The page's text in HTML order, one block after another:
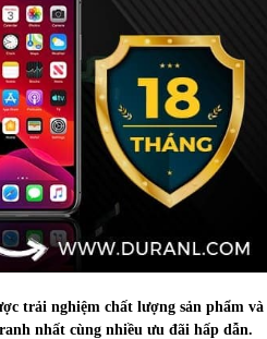
trải nghiệm chất lượng sản phẩm và
nhất cùng nhiều ưu đãi hấp dẫn.